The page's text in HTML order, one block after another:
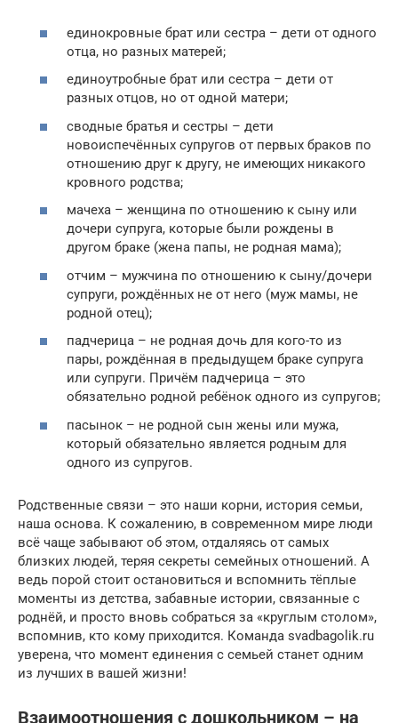
единокровные брат или сестра – дети от одного
отца, но разных матерей;
единоутробные брат или сестра – дети от
разных отцов, но от одной матери;
сводные братья и сестры – дети
новоиспечённых супругов от первых браков по
отношению друг к другу, не имеющих никакого
кровного родства;
мачеха – женщина по отношению к сыну или
дочери супруга, которые были рождены в
другом браке (жена папы, не родная мама);
отчим – мужчина по отношению к сыну/дочери
супруги, рождённых не от него (муж мамы, не
родной отец);
падчерица – не родная дочь для кого-то из
пары, рождённая в предыдущем браке супруга
или супруги. Причём падчерица – это
обязательно родной ребёнок одного из супругов;
пасынок – не родной сын жены или мужа,
который обязательно является родным для
одного из супругов.
Родственные связи – это наши корни, история семьи,
наша основа. К сожалению, в современном мире люди
всё чаще забывают об этом, отдаляясь от самых
близких людей, теряя секреты семейных отношений. А
ведь порой стоит остановиться и вспомнить тёплые
моменты из детства, забавные истории, связанные с
роднёй, и просто вновь собраться за «круглым столом»,
вспомнив, кто кому приходится. Команда svadbagolik.ru
уверена, что момент единения с семьей станет одним
из лучших в вашей жизни!
Взаимоотношения с дошкольником – на